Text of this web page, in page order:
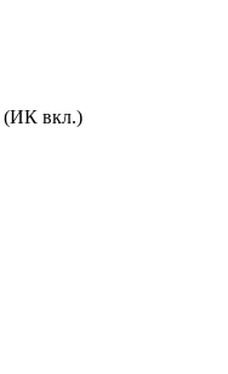
(ИК вкл.)